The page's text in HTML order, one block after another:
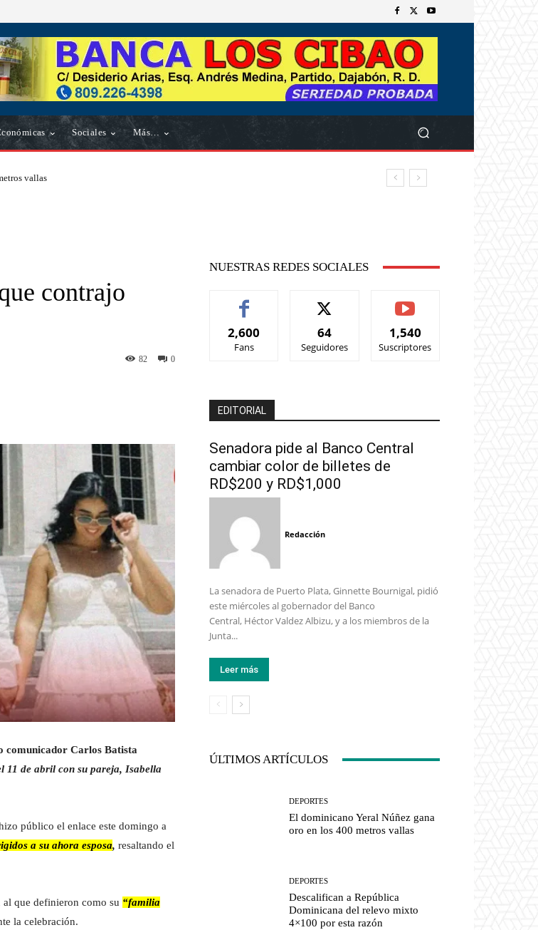
Sociales Más…
vallas
contrajo
0
82
comunicador Carlos Batista
11 de abril con su pareja, Isabella
público el enlace este domingo a
a su ahora esposa, resaltando el
al que definieron como su “familia
la celebración.
NUESTRAS REDES SOCIALES
2,600
Fans
64
Seguidores
1,540
Suscriptores
EDITORIAL
Senadora pide al Banco Central
cambiar color de billetes de
RD$200 y RD$1,000
Redacción
La senadora de Puerto Plata, Ginnette Bournigal, pidió
este miércoles al gobernador del Banco
Central, Héctor Valdez Albizu, y a los miembros de la
Junta...
Leer más
ÚLTIMOS ARTÍCULOS
DEPORTES
El dominicano Yeral Núñez gana
oro en los 400 metros vallas
DEPORTES
Descalifican a República
Dominicana del relevo mixto
4×100 por esta razón